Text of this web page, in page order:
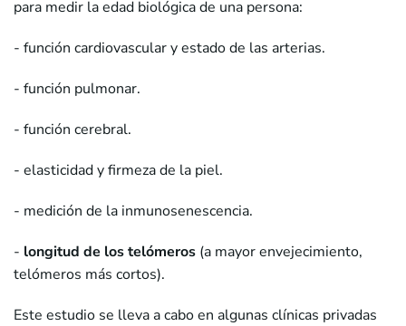
para medir la edad biológica de una persona:
- función cardiovascular y estado de las arterias.
- función pulmonar.
- función cerebral.
- elasticidad y firmeza de la piel.
- medición de la inmunosenescencia.
- longitud de los telómeros (a mayor envejecimiento,
telómeros más cortos).
Este estudio se lleva a cabo en algunas clínicas privadas